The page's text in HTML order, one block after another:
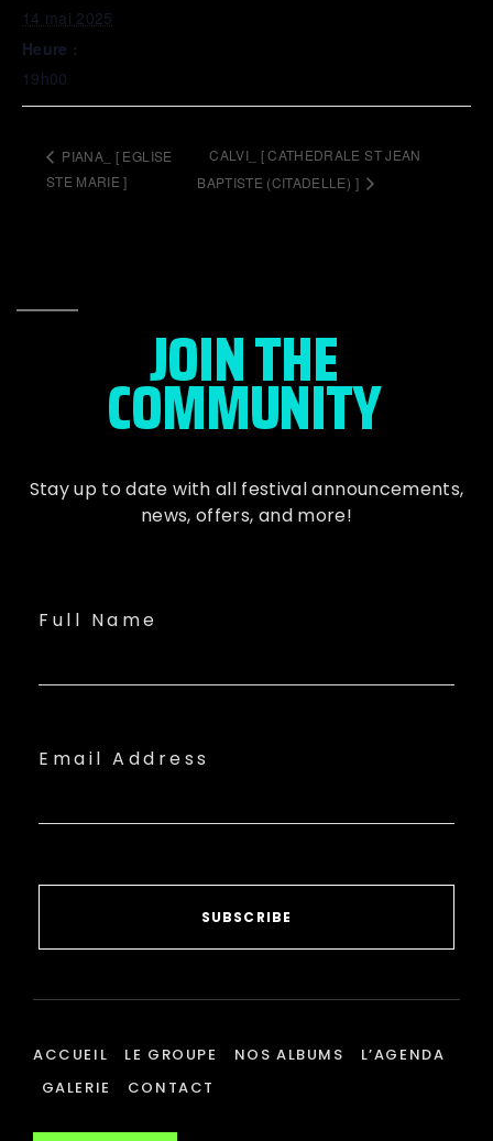
14 mai 2025
Heure :
19h00
PIANA_ [ EGLISE
STE MARIE ]
CALVI_ [ CATHEDRALE ST JEAN
BAPTISTE (CITADELLE) ]
JOIN THE
COMMUNITY
Stay up to date with all festivalannouncements,
news, offers, and more!
Full Name
Email Address
SUBSCRIBE
ACCUEIL LE GROUPE NOS ALBUMS
L’AGENDA
GALERIE
CONTACT